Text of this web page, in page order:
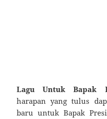
Lagu Untuk Bapak
harapan yang tulus
baru untuk Bapak